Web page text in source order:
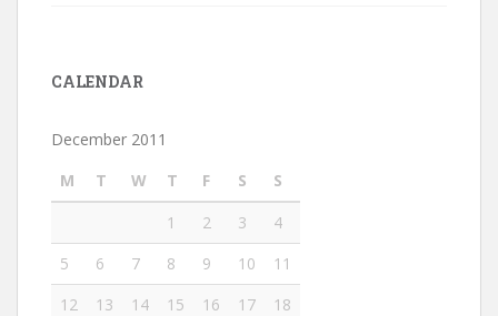
CALENDAR
December 2011
M
T W T F S
S
1
2 3
4
5
6 7 8 9 10
11
12
13 14 15 16 17
18